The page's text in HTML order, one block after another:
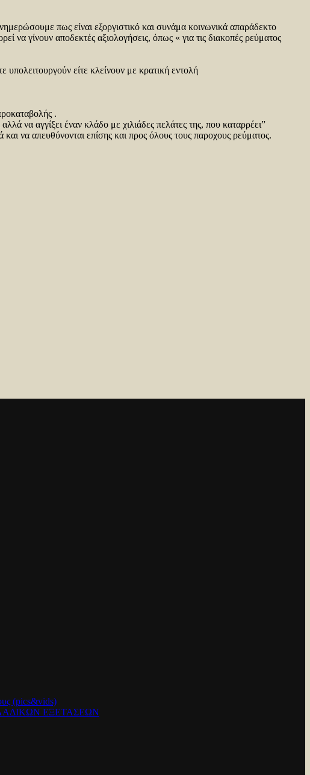
πως είναι εξοργιστικό και συνάμα κοινωνικά απαράδεκτο
να γίνουν αποδεκτές αξιολογήσεις, όπως « για τις διακοπές ρεύματος
υπολειτουργούν είτε κλείνουν με κρατική εντολή
.
να αγγίξει έναν κλάδο με χιλιάδες πελάτες της, που καταρρέει”
να απευθύνονται επίσης και προς όλους τους παροχους ρεύματος.
(pics&vids)
ΕΞΕΤΑΣΕΩΝ